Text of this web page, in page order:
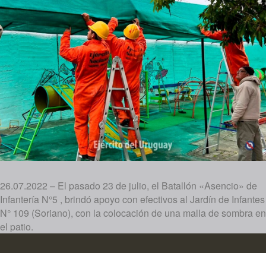
26.07.2022 – El pasado 23 de julio, el Batallón «Asencio» de
Infantería N°5 , brindó apoyo con efectivos al Jardín de Infantes
N° 109 (Soriano), con la colocación de una malla de sombra en
el patio.